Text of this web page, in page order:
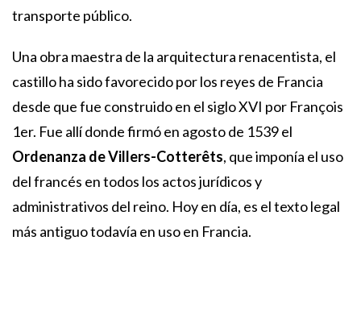
transporte público.
Una obra maestra de la arquitectura renacentista, el
castillo ha sido favorecido por los reyes de Francia
desde que fue construido en el siglo XVI por François
1er. Fue allí donde firmó en agosto de 1539 el
Ordenanza de Villers-Cotterêts, que imponía el uso
del francés en todos los actos jurídicos y
administrativos del reino. Hoy en día, es el texto legal
más antiguo todavía en uso en Francia.